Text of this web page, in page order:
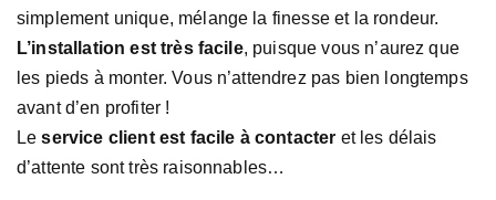
simplement unique, mélange la finesse et la rondeur.
L’installation est très facile, puisque vous n’aurez que
les pieds à monter. Vous n’attendrez pas bien longtemps
avant d’en profiter !
Leservice client est facile à contacter et les délais
d’attente sont très raisonnables…